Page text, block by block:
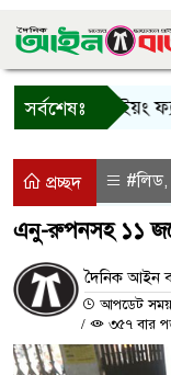
সর্বশেষঃ
বান্দরবানে ইয়ং
প্রচ্ছদ #লিড,
এনু-রুপনসহ ১১
দৈনিক আইন
আপডেট
/
৩৫৭ বার